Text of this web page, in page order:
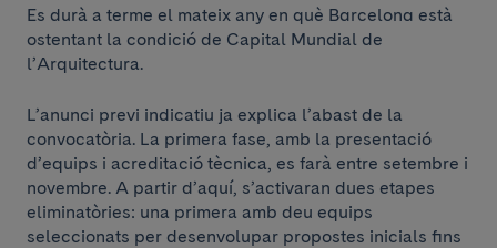
Es durà a terme el mateix any en què Barcelona està
ostentant la condició de Capital Mundial de
l’Arquitectura.
L’anunci previ indicatiu ja explica l’abast de la
convocatòria. La primera fase, amb la presentació
d’equips i acreditació tècnica, es farà entre setembre i
novembre. A partir d’aquí, s’activaran dues etapes
eliminatòries: una primera amb deu equips
seleccionats per desenvolupar propostes inicials fins